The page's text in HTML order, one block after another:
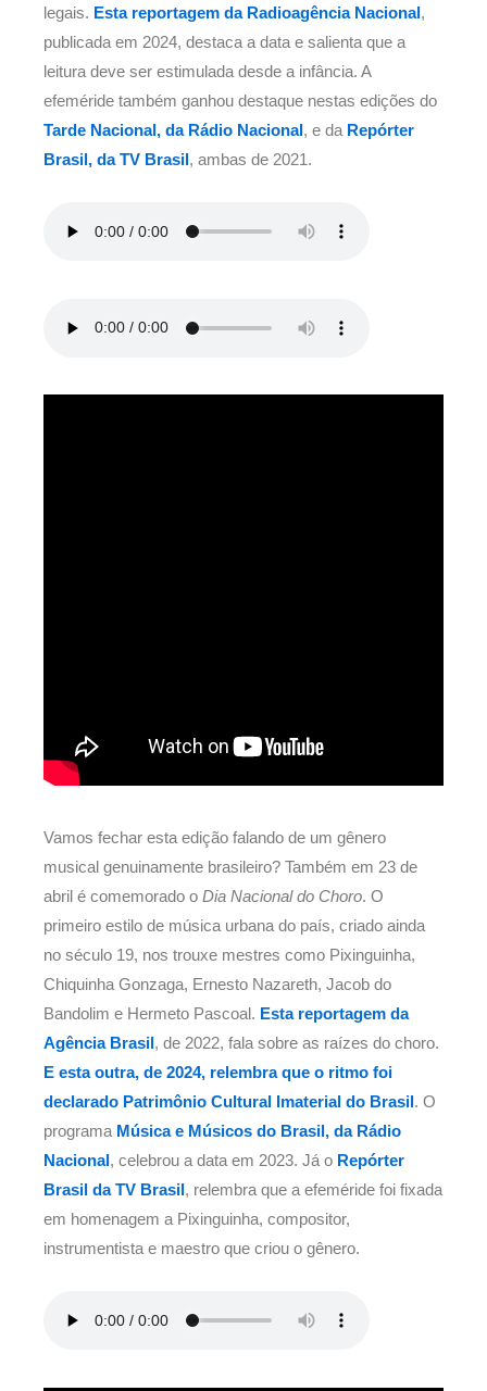
legais. Esta reportagem da Radioagência Nacional,
publicada em 2024, destaca a data e salienta que a
leitura deve ser estimulada desde a infância. A
efeméride também ganhou destaque nestas edições do
Tarde Nacional, da Rádio Nacional, e da Repórter
Brasil, da TV Brasil, ambas de 2021.
Vamos fechar esta edição falando de um gênero
musical genuinamente brasileiro? Também em 23 de
abril é comemorado o Dia Nacional do Choro. O
primeiro estilo de música urbana do país, criado ainda
no século 19, nos trouxe mestres como Pixinguinha,
Chiquinha Gonzaga, Ernesto Nazareth, Jacob do
Bandolim e Hermeto Pascoal. Esta reportagem da
Agência Brasil , de 2022, fala sobre as raízes do choro.
E esta outra, de 2024, relembra que o ritmo foi
declarado Patrimônio Cultural Imaterial do Brasil . O
programa Música e Músicos do Brasil, da Rádio
Nacional , celebrou a data em 2023. Já o Repórter
Brasil da TV Brasil , relembra que a efeméride foi fixada
em homenagem a Pixinguinha, compositor,
instrumentista e maestro que criou o gênero.